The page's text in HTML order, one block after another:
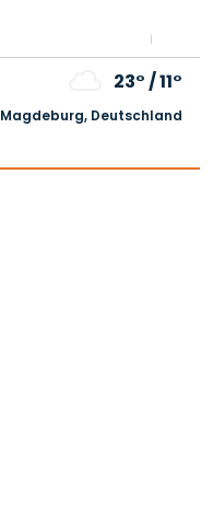
23°/11°
Magdeburg, Deutschland